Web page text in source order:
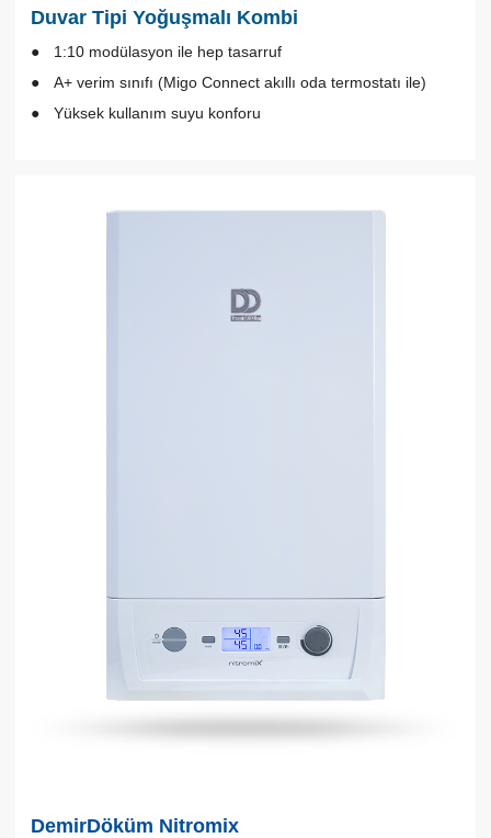
Duvar Tipi Yoğuşmalı Kombi
1:10 modülasyon ile hep tasarruf
A+ verim sınıfı (Migo Connect akıllı oda termostatı ile)
Yüksek kullanım suyu konforu
DemirDöküm Nitromix